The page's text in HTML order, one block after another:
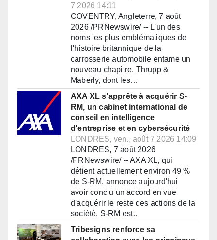
7 2026 14:11
COVENTRY, Angleterre, 7 août
2026 /PRNewswire/ -- L'un des
noms les plus emblématiques de
l'histoire britannique de la
carrosserie automobile entame un
nouveau chapitre. Thrupp &
Maberly, dont les…
AXA XL s'apprête à acquérir S-
RM, un cabinet international de
conseil en intelligence
d'entreprise et en cybersécurité
LONDRES, ven., août 7 2026 14:09
LONDRES, 7 août 2026
/PRNewswire/ -- AXA XL, qui
détient actuellement environ 49 %
de S-RM, annonce aujourd'hui
avoir conclu un accord en vue
d'acquérir le reste des actions de la
société. S-RM est…
Tribesigns renforce sa